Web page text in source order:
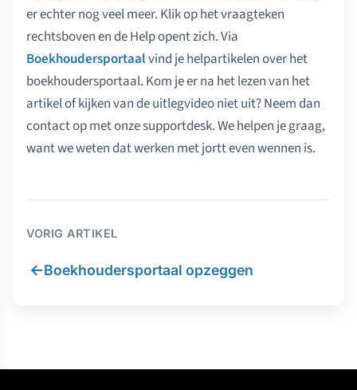
er echter nog veel meer. Klik op het vraagteken
rechtsboven en de Help opent zich. Via
Boekhoudersportaalvind je helpartikelen over het
boekhoudersportaal. Kom je er na het lezen van het
artikel of kijken van de uitlegvideo niet uit? Neem dan
contact op met onze supportdesk. We helpen je graag,
want we weten dat werken met jortt even wennen is.
VORIG ARTIKEL
←Boekhoudersportaal opzeggen